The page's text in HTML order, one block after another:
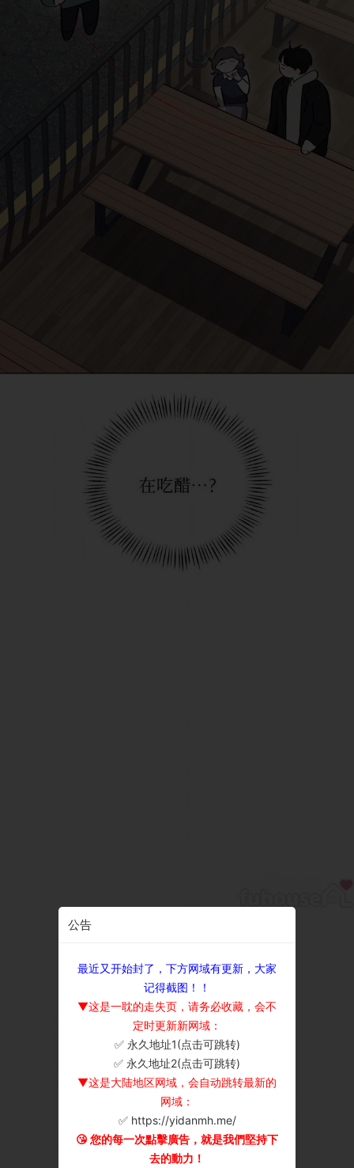
公告
最近又开始封了，下方网域有更新，大家
记得截图！！
▼这是一耽的走失页，请务必收藏，会不
定时更新新网域：
✅ 永久地址1(点击可跳转)
✅ 永久地址2(点击可跳转)
▼这是大陆地区网域，会自动跳转最新的
网域：
✅ https://yidanmh.me/
😘 您的每一次點擊廣告，就是我們堅持下
去的動力！